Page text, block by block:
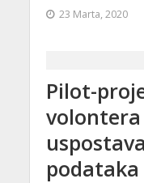
23 Marta, 2020
Pilot-
volontera
podataka